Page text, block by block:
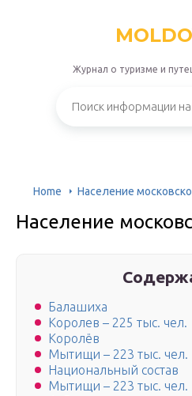
Журнал о туризме и
Home Население
Население
Балашиха
Королев – 225 тыс. чел.
Королёв
Мытищи – 223 тыс. чел.
Национальный состав
Мытищи – 223 тыс. чел.